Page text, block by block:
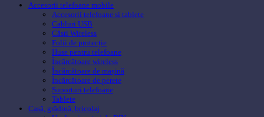
Accesorii telefoane mobile
Accesorii telefoane si tablete
Cabluri USB
Căsti Wireless
Folii de protecție
Huse pentru telefoane
Încărcătoare wireless
Încărcătoare de mașină
Încărcătoare de perete
Suporturi telefoane
Tablete
Casă, grădină, bricolaj